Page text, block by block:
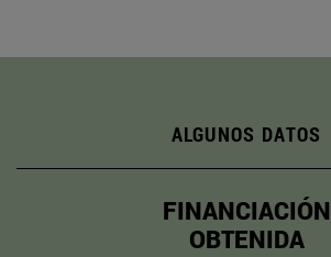
ALGUNOS DATOS
FINANCIACIÓN
OBTENIDA